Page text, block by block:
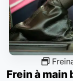
Frein à main